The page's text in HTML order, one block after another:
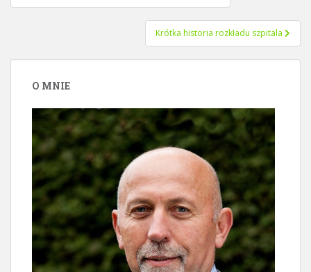
wpisu
Krótka historia rozkładu szpitala
O MNIE